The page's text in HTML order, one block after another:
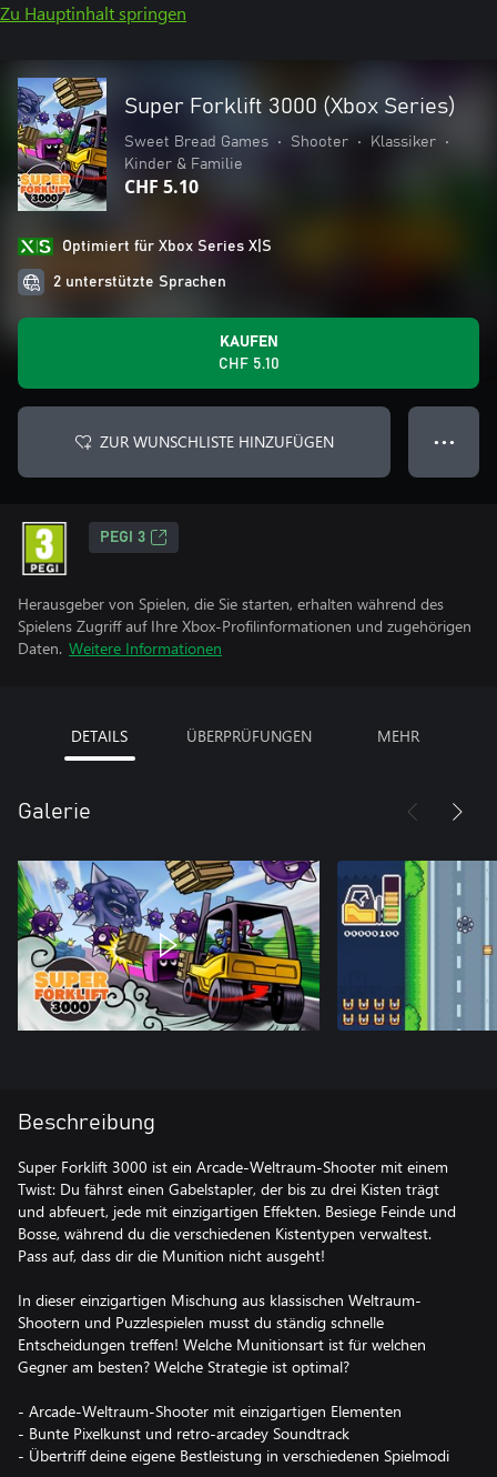
Zu Hauptinhalt springen
Super Forklift 3000 (Xbox Series)
Sweet Bread Games • Shooter • Klassiker
•
Kinder & Familie
CHF 5.10
Optimiert für Xbox Series X|S
2 unterstützte Sprachen
KAUFEN
CHF 5.10
ZUR WUNSCHLISTE HINZUFÜGEN ● ● ●
PEGI 3
Herausgeber von Spielen, die Sie starten, erhalten während des
Spielens Zugriff auf Ihre Xbox-Profilinformationen und zugehörigen
Daten. Weitere Informationen
DETAILS ÜBERPRÜFUNGEN MEHR
Galerie
Beschreibung
Super Forklift 3000 ist ein Arcade-Weltraum-Shooter mit einem
Twist: Du fährst einen Gabelstapler, der bis zu drei Kisten trägt
und abfeuert, jede mit einzigartigen Effekten. Besiege Feinde und
Bosse, während du die verschiedenen Kistentypen verwaltest.
Pass auf, dass dir die Munition nicht ausgeht!
In dieser einzigartigen Mischung aus klassischen Weltraum-
Shootern und Puzzlespielen musst du ständig schnelle
Entscheidungen treffen! Welche Munitionsart ist für welchen
Gegner am besten? Welche Strategie ist optimal?
- Arcade-Weltraum-Shooter mit einzigartigen Elementen
- Bunte Pixelkunst und retro-arcadey Soundtrack
- Übertriff deine eigene Bestleistung in verschiedenen Spielmodi